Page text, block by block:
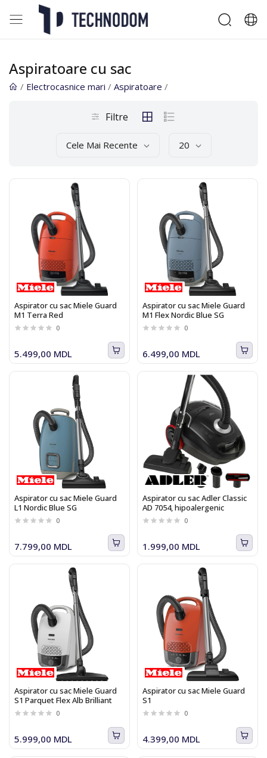
Aspiratoare cu sac
/ Electrocasnice mari / Aspiratoare /
Filtre
Cele Mai Recente 20
Aspirator cu sac Miele Guard
M1 Terra Red
0
5.499,00 MDL
Aspirator cu sac Miele Guard
M1 Flex Nordic Blue SG
0
6.499,00 MDL
Aspirator cu sac Miele Guard
L1 Nordic Blue SG
0
7.799,00 MDL
Aspirator cu sac Adler Classic
AD 7054, hipoalergenic
0
1.999,00 MDL
Aspirator cu sac Miele Guard
S1 Parquet Flex Alb Brilliant
0
5.999,00 MDL
Aspirator cu sac Miele Guard
S1
0
4.399,00 MDL